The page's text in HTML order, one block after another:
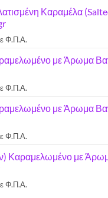
Καραμέλα
Φ.Π.Α.
με Άρωμα
Φ.Π.Α.
με Άρωμα
Φ.Π.Α.
Καραμελωμένο με
Φ.Π.Α.